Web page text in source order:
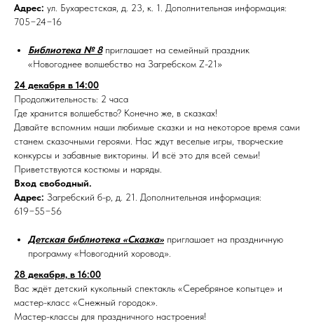
Адрес: ул. Бухарестская, д. 23, к. 1. Дополнительная информация:
705−24−16
Библиотека № 8 приглашает на семейный праздник
«Новогоднее волшебство на Загребском Z-21»
24 декабря в 14:00
Продолжительность: 2 часа
Где хранится волшебство? Конечно же, в сказках!
Давайте вспомним наши любимые сказки и на некоторое время сами
станем сказочными героями. Нас ждут веселые игры, творческие
конкурсы и забавные викторины. И всё это для всей семьи!
Приветствуются костюмы и наряды.
Вход свободный.
Адрес: Загребский б-р, д. 21. Дополнительная информация:
619−55−56
Детская библиотека «Сказка» приглашает на праздничную
программу «Новогодний хоровод».
28 декабря, в 16:00
Вас ждёт детский кукольный спектакль «Серебряное копытце» и
мастер-класс «Снежный городок».
Мастер-классы для праздничного настроения!